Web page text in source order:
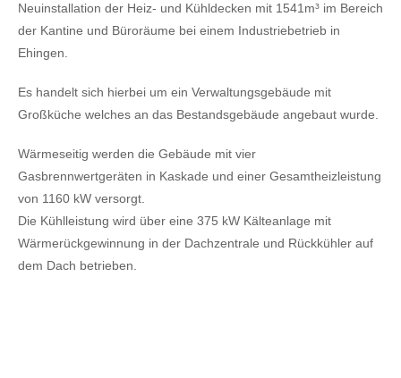
Neuinstallation der Heiz- und Kühldecken mit 1541m³ im Bereich
der Kantine und Büroräume bei einem Industriebetrieb in
Ehingen.
Es handelt sich hierbei um ein Verwaltungsgebäude mit
Großküche welches an das Bestandsgebäude angebaut wurde.
Wärmeseitig werden die Gebäude mit vier
Gasbrennwertgeräten in Kaskade und einer Gesamtheizleistung
von 1160 kW versorgt.
Die Kühlleistung wird über eine 375 kW Kälteanlage mit
Wärmerückgewinnung in der Dachzentrale und Rückkühler auf
dem Dach betrieben.